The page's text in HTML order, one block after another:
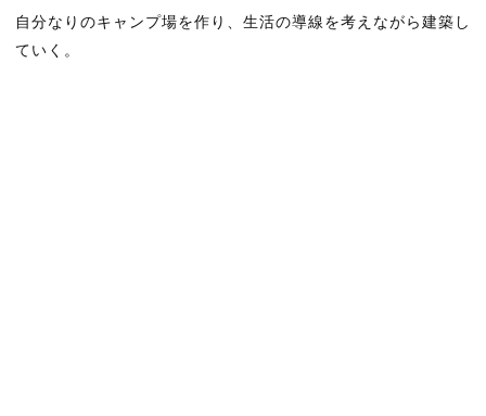
自分なりのキャンプ場を作り、生活の導線を考えながら建築し
ていく。